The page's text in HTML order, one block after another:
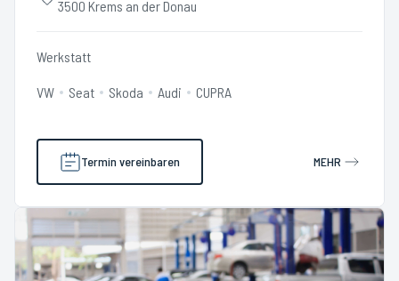
3500 Krems an der Donau
Werkstatt
VW Seat Skoda Audi CUPRA
Termin vereinbaren MEHR